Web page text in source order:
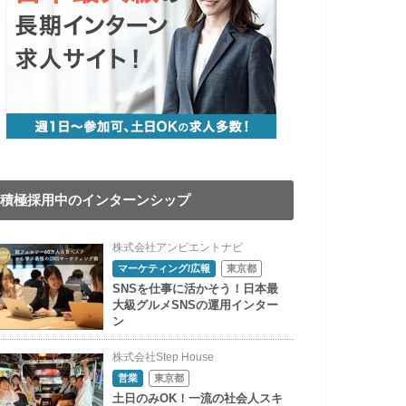
積極採用中のインターンシップ
株式会社アンビエントナビ
マーケティング/広報 東京都
SNSを仕事に活かそう！日本最
大級グルメSNSの運用インター
ン
株式会社Step House
営業 東京都
土日のみOK！一流の社会人スキ